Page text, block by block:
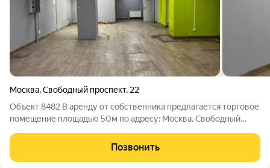
Москва,Свободный проспект, 22
Объект 8482 В аренду от собственника предлагается торговое
помещение площадью 50м по адресу: Москва, Свободный
выполнен ремонт оснащено пожарной сигнализацией
оборудованный санузел в помещении
Позвонить